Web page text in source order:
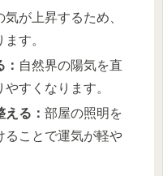
気が上昇するため、
す。
自然界の陽気を直
すくなります。
える：部屋の照明を
ることで運気が軽や